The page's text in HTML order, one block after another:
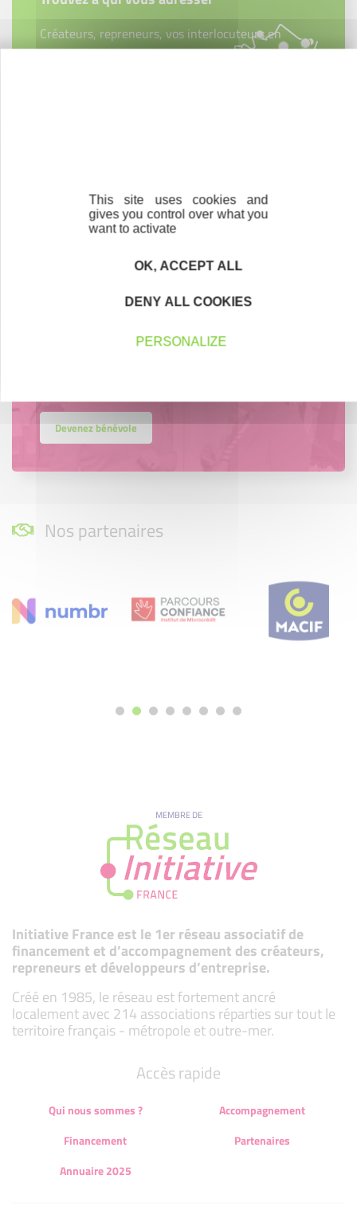
Créateurs, repreneurs, vos interlocuteurs en
région.
Vous souhaitez aider de jeunes
entrepreneurs ?
Devenez parrain ou marraine
Devenez bénévole
Nos partenaires
MEMBRE DE
Initiative France est le 1er réseau associatif de
financement et d’accompagnement des créateurs,
repreneurs et développeurs d’entreprise.
Créé en 1985, le réseau est fortement ancré
localement avec 214 associations réparties sur tout le
territoire français - métropole et outre-mer.
Accès rapide
Qui nous sommes ?
Accompagnement
Financement
Partenaires
Annuaire 2025
This site uses cookies and
gives you control over what you
want to activate
OK, ACCEPT ALL
DENY ALL COOKIES
PERSONALIZE